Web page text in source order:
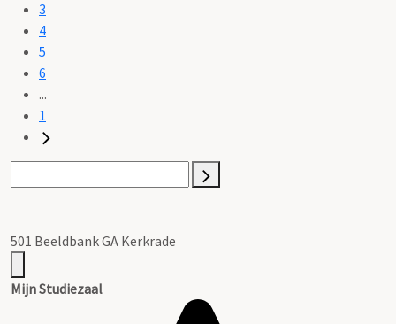
3
4
5
6
...
1
501 Beeldbank GA Kerkrade
Mijn Studiezaal